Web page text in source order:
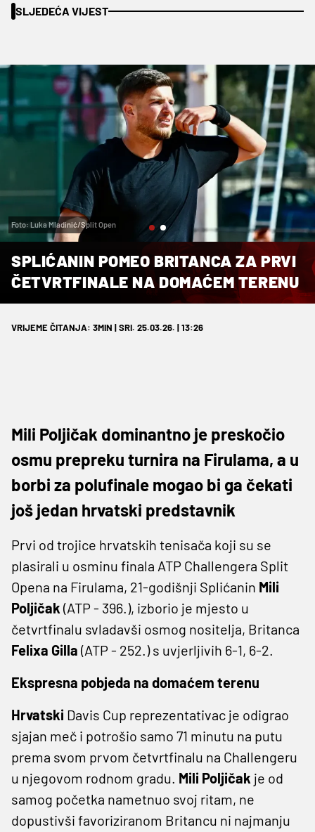
SLJEDEĆA VIJEST
Foto: Luka Mladinić/Split Open
SPLIĆANIN POMEO BRITANCA ZA PRVI
ČETVRTFINALE NA DOMAĆEM TERENU
VRIJEME ČITANJA: 3MIN | SRI. 25.03.26. | 13:26
Mili Poljičak dominantno je preskočio
osmu prepreku turnira na Firulama, a u
borbi za polufinale mogao bi ga čekati
još jedan hrvatski predstavnik
Prvi od trojice hrvatskih tenisača koji su se
plasirali u osminu finala ATP Challengera Split
Opena na Firulama, 21-godišnji Splićanin Mili
Poljičak (ATP - 396.), izborio je mjesto u
četvrtfinalu svladavši osmog nositelja, Britanca
Felixa Gilla (ATP - 252.) s uvjerljivih 6-1, 6-2.
Ekspresna pobjeda na domaćem terenu
Hrvatski Davis Cup reprezentativac je odigrao
sjajan meč i potrošio samo 71 minutu na putu
prema svom prvom četvrtfinalu na Challengeru
u njegovom rodnom gradu. Mili Poljičak je od
samog početka nametnuo svoj ritam, ne
dopustivši favoriziranom Britancu ni najmanju